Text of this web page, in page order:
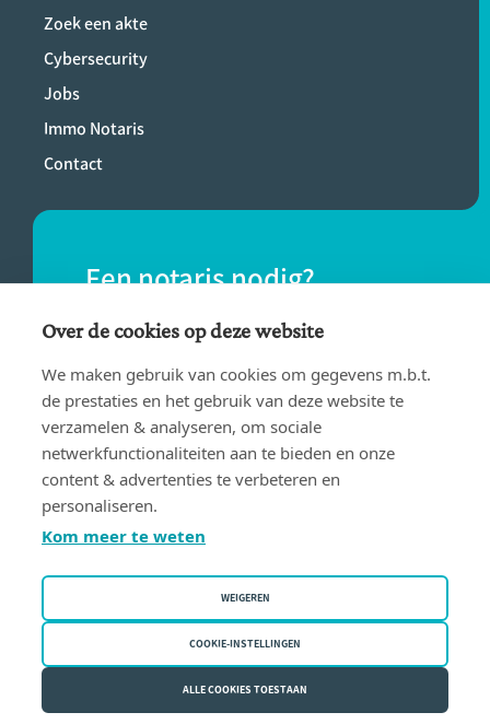
Zoek een akte
Cybersecurity
Jobs
Immo Notaris
Contact
Een notaris nodig?
Vind eenvoudig een notaris bij jou in de
buurt.
VIND EEN NOTARIS
Gebruiksvoorwaarden
Privacy policy
Cookiebeleid
Fednot vzw | Bergstraat 30/34 - 1000 Brussel | BE 0409.357.321
Over de cookies op deze website
We maken gebruik van cookies om gegevens m.b.t.
de prestaties en het gebruik van deze website te
verzamelen & analyseren, om sociale
netwerkfunctionaliteiten aan te bieden en onze
content & advertenties te verbeteren en
personaliseren.
Kom meer te weten
WEIGEREN
COOKIE-INSTELLINGEN
ALLE COOKIES TOESTAAN